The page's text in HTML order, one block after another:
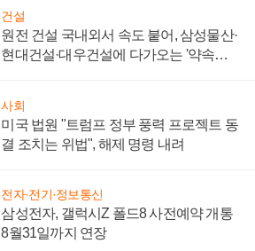
건설
원전 건설 국내외서 속도 붙어, 삼성물산·
현대건설·대우건설에 다가오는 '약속의
사회
미국 법원 "트럼프 정부 풍력 프로젝트 동
결 조치는 위법", 해제 명령 내려
전자·전기·정보통신
삼성전자, 갤럭시Z 폴드8 사전예약 개통
8월31일까지 연장